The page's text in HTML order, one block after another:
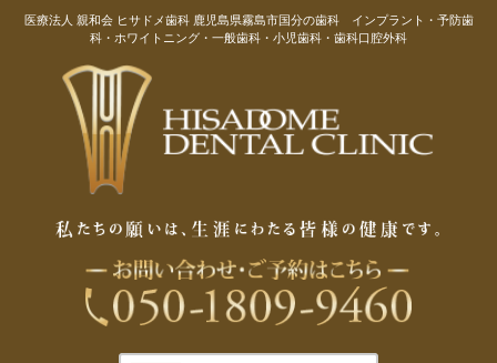
医療法人 親和会 ヒサドメ歯科 鹿児島県霧島市国分の歯科 インプラント・予防歯
科・ホワイトニング・一般歯科・小児歯科・歯科口腔外科